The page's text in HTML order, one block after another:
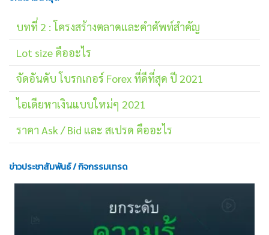
บทที่ 2 : โครงสร้างตลาดและคำศัพท์สำคัญ
Lot size คืออะไร
จัดอันดับ โบรกเกอร์ Forex ที่ดีที่สุด ปี 2021
ไอเดียหาเงินแบบใหม่ๆ 2021
ราคา Ask / Bid และ สเปรด คืออะไร
ข่าวประชาสัมพันธ์ / กิจกรรมเทรด